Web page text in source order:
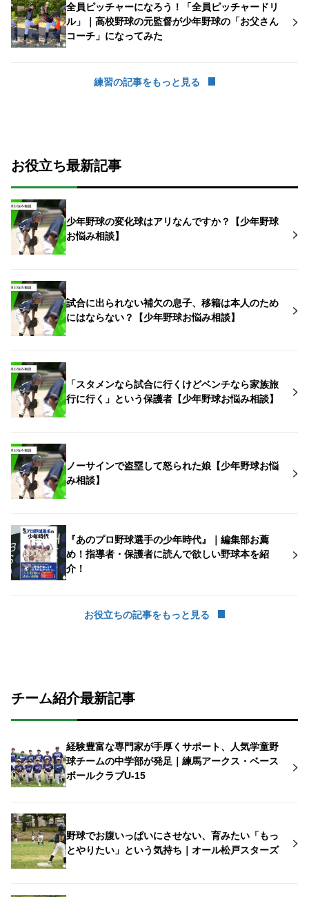
全員ピッチャーになろう！「全員ピッチャードリ
ル」｜高校野球の元監督が少年野球の「お父さん
コーチ」になってみた
練習の記事をもっと見る
お役立ち最新記事
少年野球の変化球はアリなんですか？【少年野球
お悩み相談】
試合に出られない補欠の息子、移籍は本人のため
にはならない？【少年野球お悩み相談】
「スタメンなら試合に行くけどベンチなら家族旅
行に行く」という保護者【少年野球お悩み相談】
ノーサインで盗塁して怒られた娘【少年野球お悩
み相談】
『あのプロ野球選手の少年時代』｜編集部お薦
め！指導者・保護者に読んで欲しい野球本を紹
介！
お役立ちの記事をもっと見る
チーム紹介最新記事
経験豊富な専門家が手厚くサポート、人気学童野
球チームの中学部が発足｜練馬アークス・ベース
ボールクラブU-15
野球でお腹いっぱいにさせない、育みたい「もっ
とやりたい」という気持ち｜オール松戸スターズ